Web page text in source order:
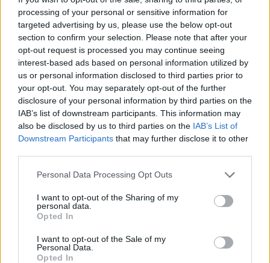
processing of your personal or sensitive information for
targeted advertising by us, please use the below opt-out
section to confirm your selection. Please note that after your
opt-out request is processed you may continue seeing
interest-based ads based on personal information utilized by
us or personal information disclosed to third parties prior to
your opt-out. You may separately opt-out of the further
disclosure of your personal information by third parties on the
IAB’s list of downstream participants. This information may
also be disclosed by us to third parties on the IAB’s List of
Downstream Participants that may further disclose it to other
Personal Data Processing Opt Outs
I want to opt-out of the Sharing of my
personal data.
Opted In
I want to opt-out of the Sale of my
Personal Data.
Opted In